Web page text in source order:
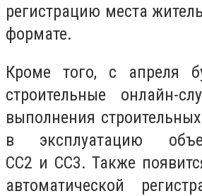
регистрацию места
формате.
Кроме того, с апреля
строительные онлайн-
выполнения
в эксплуатацию
СС2 и СС3. Также
автоматической